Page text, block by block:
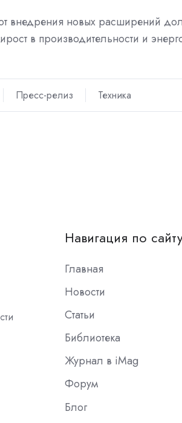
внедрения новых расширений
в производительности и
Пресс-релиз Техника
Навигация по
Главная
Новости
Статьи
Библиотека
Журнал в iMag
Форум
Блог